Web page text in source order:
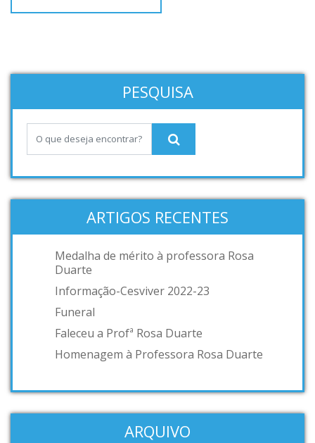
PESQUISA
ARTIGOS RECENTES
Medalha de mérito à professora Rosa
Duarte
Informação-Cesviver 2022-23
Funeral
Faleceu a Profª Rosa Duarte
Homenagem à Professora Rosa Duarte
ARQUIVO